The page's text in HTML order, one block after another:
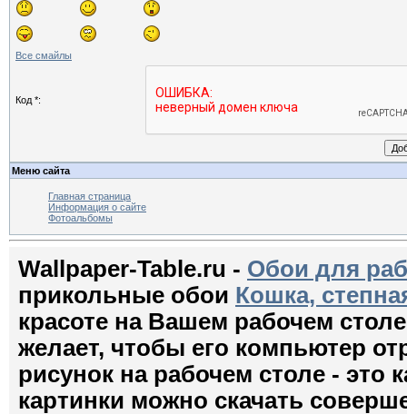
Все смайлы
Код *:
Меню сайта
Главная страница
Информация о сайте
Фотоальбомы
Wallpaper-Table.ru - Обои для
прикольные обои Кошка,
красоте на Вашем рабочем
желает, чтобы его компьютер
рисунок на рабочем столе - это
картинки можно скачать